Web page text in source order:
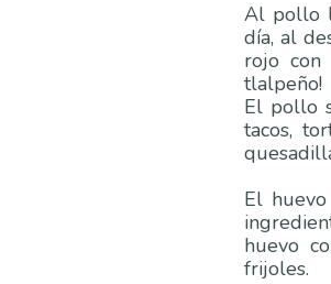
Al pollo
día, al
rojo
tlalpeño!
El pollo
tacos,
El
huevo
frijoles.